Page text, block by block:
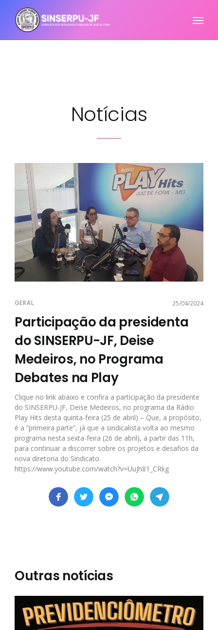
Notícias
GERAL 25/04/2024
Participação da presidenta
do SINSERPU-JF, Deise
Medeiros, no Programa
Debates na Play
Clique no link abaixo e confira a participação da presidente
do SINSERPU-JF, Deise Medeiros, no programa da Rádio
Play Hits desta quinta-feira (25 de abril) – Que, a propósito,
é a “primeira parte”, já que a sindicalista volta ao mesmo
programa nesta sexta-feira (26 de abril), a partir das 11h,
para continuar a discorrer sobre os projetos e desafios da
nova diretoria do Sindicato.
https://www.youtube.com/watch?v=UuJh81_CRkg
Outras notícias